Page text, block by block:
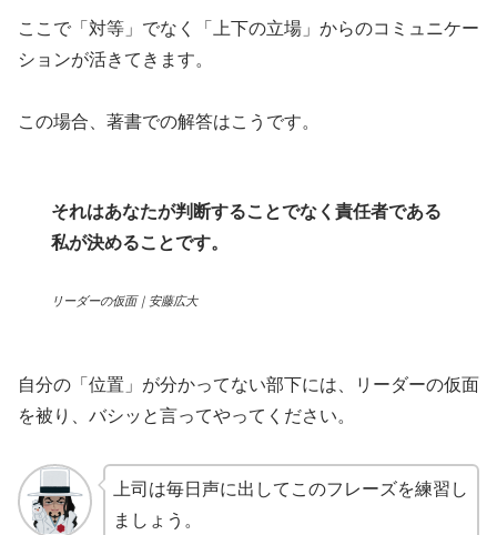
ここで「対等」でなく「上下の立場」からのコミュニケー
ションが活きてきます。
この場合、著書での解答はこうです。
それはあなたが判断することでなく責任者である
私が決めることです。
リーダーの仮面｜安藤広大
自分の「位置」が分かってない部下には、リーダーの仮面
を被り、バシッと言ってやってください。
上司は毎日声に出してこのフレーズを練習し
ましょう。